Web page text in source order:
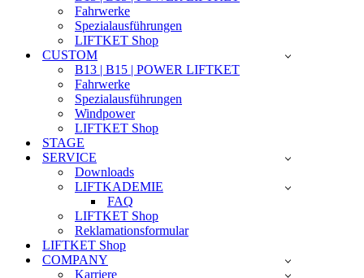
Fahrwerke
Spezialausführungen
LIFTKET Shop
CUSTOM
B13 | B15 | POWER LIFTKET
Fahrwerke
Spezialausführungen
Windpower
LIFTKET Shop
STAGE
SERVICE
Downloads
LIFTKADEMIE
FAQ
LIFTKET Shop
Reklamationsformular
LIFTKET Shop
COMPANY
Karriere